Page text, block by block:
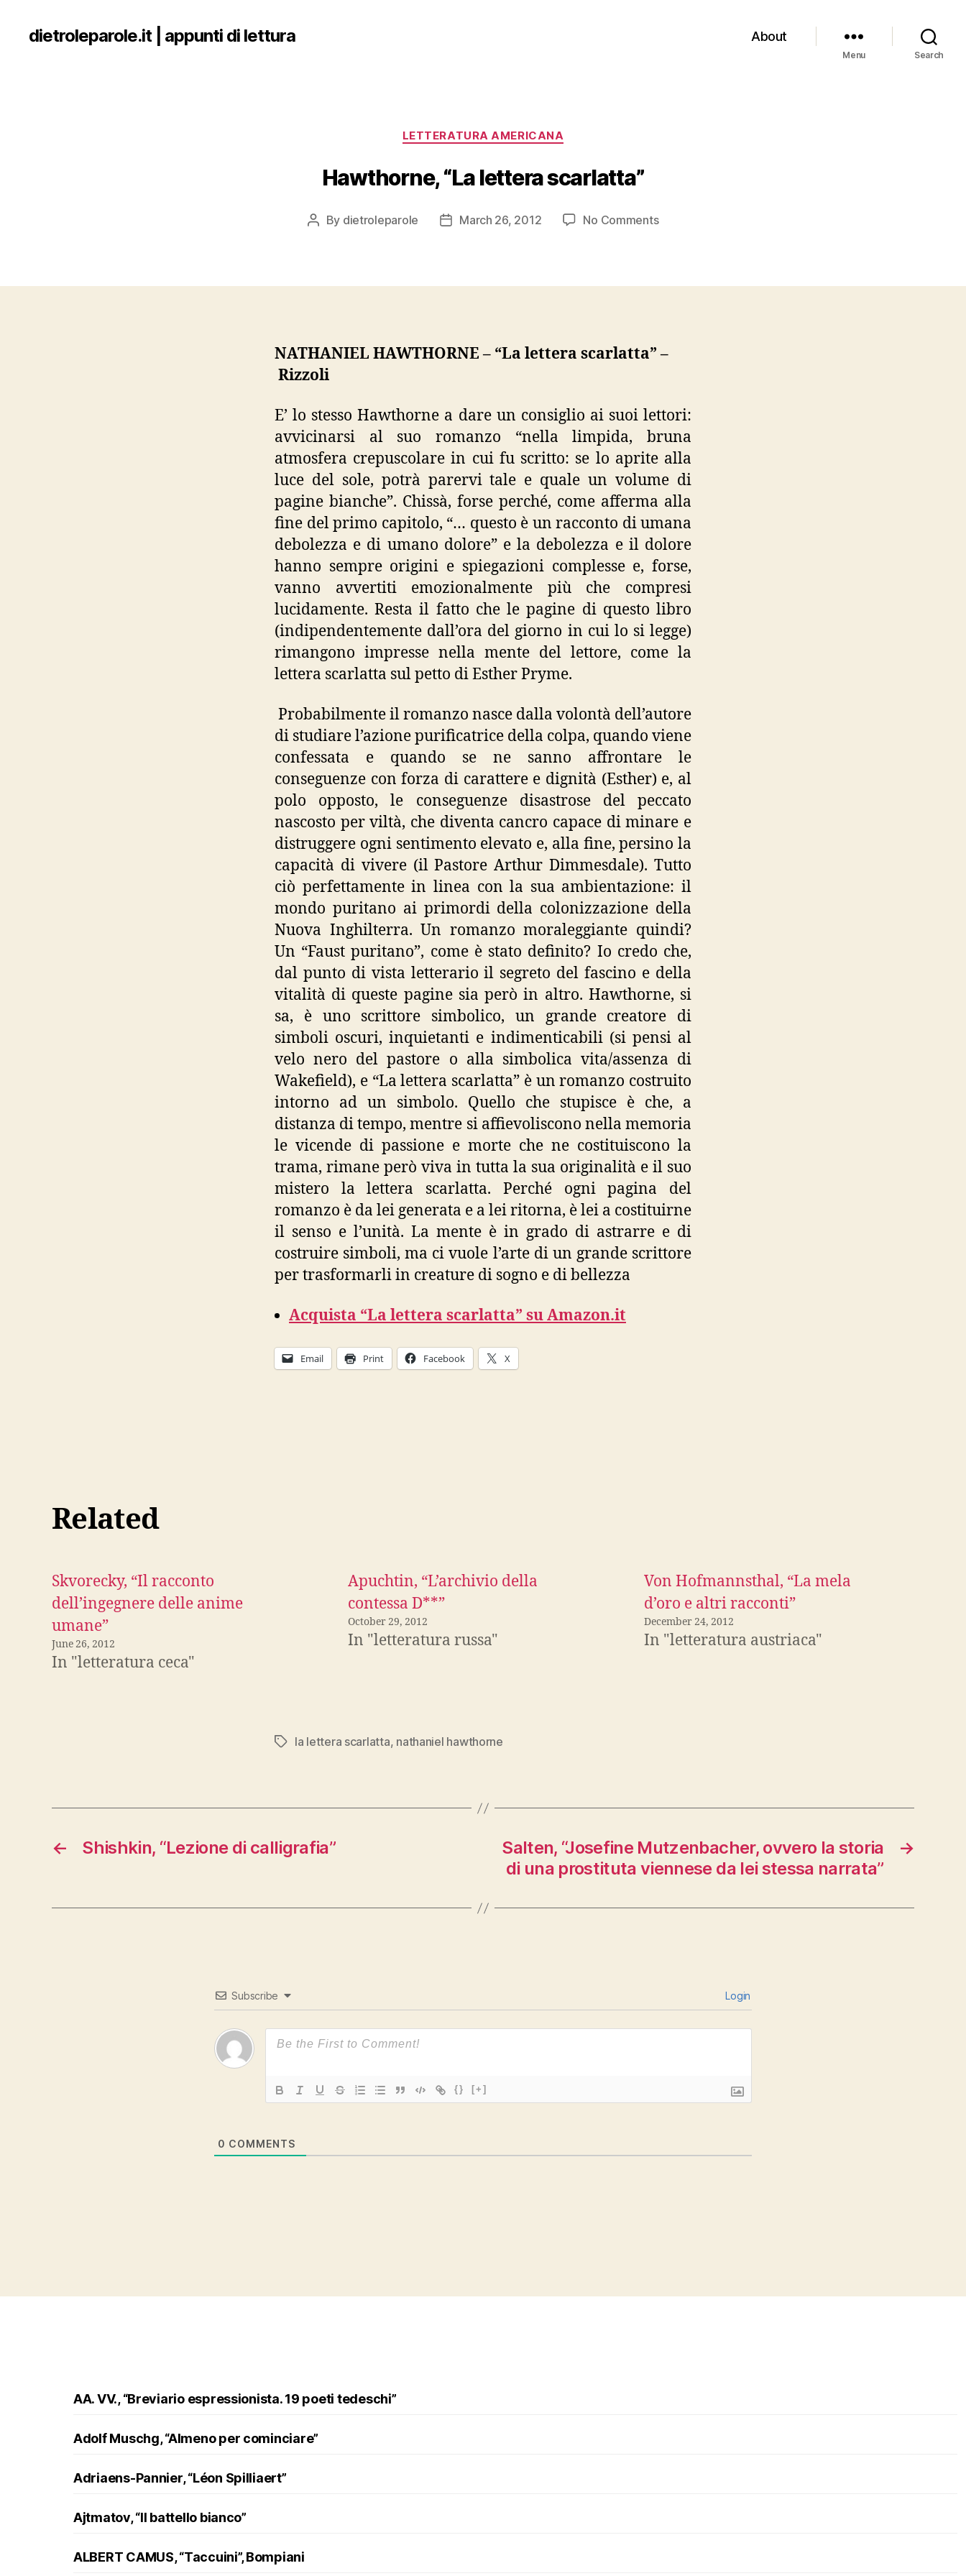
dietroleparole.it | appunti di lettura About
Menu Search
Categories
LETTERATURA AMERICANA
Hawthorne, “La lettera scarlatta”
Post
By dietroleparole
PostMarch 26, 2012 No Commentson
scarlatta”
NATHANIEL HAWTHORNE – “La lettera scarlatta” –
Rizzoli
E’ lo stesso Hawthorne a dare un consiglio ai suoi lettori:
avvicinarsi al suo romanzo “nella limpida, bruna
atmosfera crepuscolare in cui fu scritto: se lo aprite alla
luce del sole, potrà parervi tale e quale un volume di
pagine bianche”. Chissà, forse perché, come afferma alla
fine del primo capitolo, “… questo è un racconto di umana
debolezza e di umano dolore” e la debolezza e il dolore
hanno sempre origini e spiegazioni complesse e, forse,
vanno avvertiti emozionalmente più che compresi
lucidamente. Resta il fatto che le pagine di questo libro
(indipendentemente dall’ora del giorno in cui lo si legge)
rimangono impresse nella mente del lettore, come la
lettera scarlatta sul petto di Esther Pryme.
Probabilmente il romanzo nasce dalla volontà dell’autore
di studiare l’azione purificatrice della colpa, quando viene
confessata e quando se ne sanno affrontare le
conseguenze con forza di carattere e dignità (Esther) e, al
polo opposto, le conseguenze disastrose del peccato
nascosto per viltà, che diventa cancro capace di minare e
distruggere ogni sentimento elevato e, alla fine, persino la
capacità di vivere (il Pastore Arthur Dimmesdale). Tutto
ciò perfettamente in linea con la sua ambientazione: il
mondo puritano ai primordi della colonizzazione della
Nuova Inghilterra. Un romanzo moraleggiante quindi?
Un “Faust puritano”, come è stato definito? Io credo che,
dal punto di vista letterario il segreto del fascino e della
vitalità di queste pagine sia però in altro. Hawthorne, si
sa, è uno scrittore simbolico, un grande creatore di
simboli oscuri, inquietanti e indimenticabili (si pensi al
velo nero del pastore o alla simbolica vita/assenza di
Wakefield), e “La lettera scarlatta” è un romanzo costruito
intorno ad un simbolo. Quello che stupisce è che, a
distanza di tempo, mentre si affievoliscono nella memoria
le vicende di passione e morte che ne costituiscono la
trama, rimane però viva in tutta la sua originalità e il suo
mistero la lettera scarlatta. Perché ogni pagina del
romanzo è da lei generata e a lei ritorna, è lei a costituirne
il senso e l’unità. La mente è in grado di astrarre e di
costruire simboli, ma ci vuole l’arte di un grande scrittore
per trasformarli in creature di sogno e di bellezza
Acquista “La lettera scarlatta” su Amazon.it
Email Print Facebook X
Related
Skvorecky, “Il racconto
dell’ingegnere delle anime
umane”
June 26, 2012
In "letteratura ceca"
Apuchtin, “L’archivio della
contessa D**”
October 29, 2012
In "letteratura russa"
Von Hofmannsthal, “La mela
d’oro e altri racconti”
December 24, 2012
In "letteratura austriaca"
Tagsla lettera scarlatta, nathaniel hawthorne
← Shishkin, “Lezione di calligrafia” →
Salten, “Josefine Mutzenbacher, ovvero la storia
di una prostituta viennese da lei stessa narrata”
Subscribe Login
{} [+]
0 COMMENTS
AA. VV., “Breviario espressionista. 19 poeti tedeschi”
Adolf Muschg, “Almeno per cominciare”
Adriaens-Pannier, “Léon Spilliaert”
Ajtmatov, “Il battello bianco”
ALBERT CAMUS, “Taccuini”, Bompiani